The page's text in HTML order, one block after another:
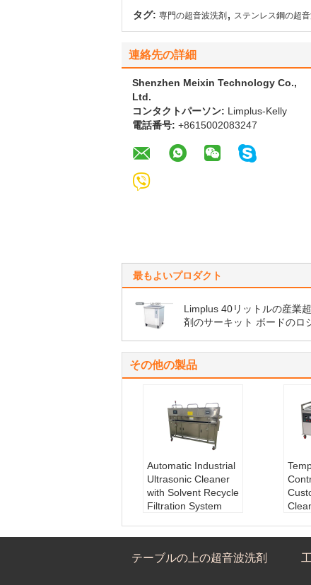
タグ: 専門の超音波洗剤 , ステンレス鋼の超
連絡先の詳細
Shenzhen Meixin Technology Co.,
Ltd.
コンタクトパーソン: Limplus-Kelly
電話番号: +8615002083247
最もよいプロダクト
Limplus 40リットルの産業
剤のサーキット ボードのロ
その他の製品
Automatic Industrial
Ultrasonic Cleaner
with Solvent Recycle
Filtration System
W
Lid
テーブルの上の超音波洗剤